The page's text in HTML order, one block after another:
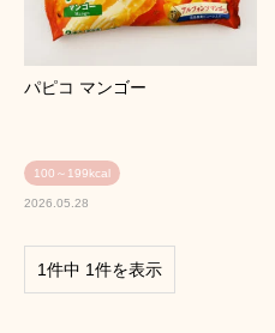
パピコ マンゴー
100～199kcal
2026.05.28
1件中 1件を表示